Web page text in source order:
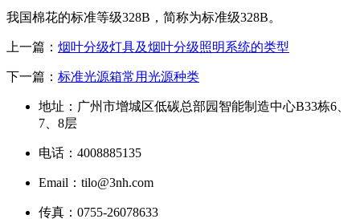
我国棉花的标准等级328B，简称为标准级328B。
上一篇： 烟叶分级灯具及烟叶分级照明系统的类型
下一篇： 标准光源箱常用光源种类
地址：广州市增城区低碳总部园智能制造中心B33栋6、
7、8层
电话：4008885135
Email：tilo@3nh.com
传真：0755-26078633